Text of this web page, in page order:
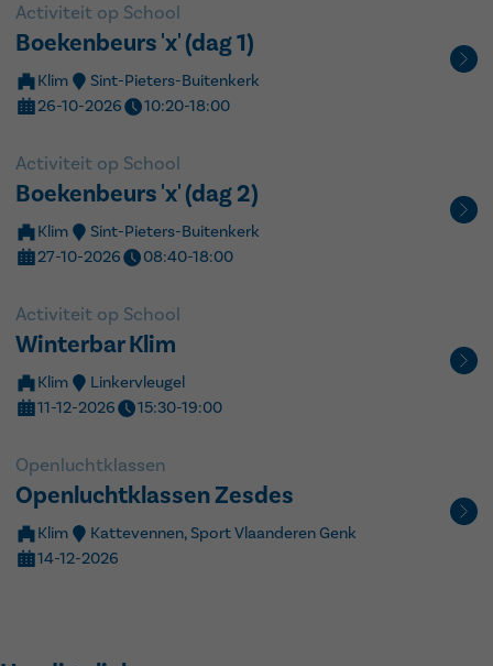
Activiteit op School
Boekenbeurs 'x' (dag 1)
Klim
Sint-Pieters-Buitenkerk
26-10-2026
10:20-18:00
Activiteit op School
Boekenbeurs 'x' (dag 2)
Klim
Sint-Pieters-Buitenkerk
27-10-2026
08:40-18:00
Activiteit op School
Winterbar Klim
Klim
Linkervleugel
11-12-2026
15:30-19:00
Openluchtklassen
Openluchtklassen Zesdes
Klim
Kattevennen, Sport Vlaanderen Genk
14-12-2026